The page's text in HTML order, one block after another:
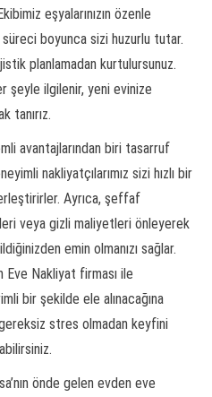
eşyalarınızın özenle
süreci boyunca sizi huzurlu tutar.
planlamadan kurtulursunuz.
şeyle ilgilenir, yeni evinize
tanırız.
avantajlarından biri tasarruf
nakliyatçılarımız sizi hızlı bir
Ayrıca, şeffaf
veya gizli maliyetleri önleyerek
emin olmanızı sağlar.
Eve Nakliyat firması ile
bir şekilde ele alınacağına
gereksiz stres olmadan keyfini
önde gelen evden eve